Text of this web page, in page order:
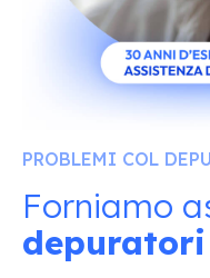
PROBLEMI COL
Forniamo